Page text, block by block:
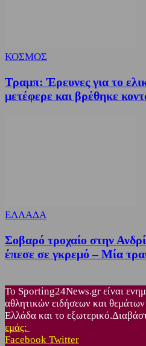
ΚΟΣΜΟΣ
Τραμπ: Έρευνες για το
μετέφερε και βρέθηκε
ΕΛΛΑΔΑ
Σοβαρό τροχαίο στην
έπεσε σε γκρεμό – Μία
Το Sporting24News.gr είναι
αθλητικών ειδήσεων και
Ελλάδα και το
εμάς:
Facebook Twitter